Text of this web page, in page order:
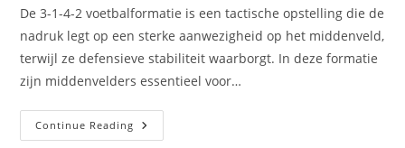
De 3-1-4-2 voetbalformatie is een tactische opstelling die de
nadruk legt op een sterke aanwezigheid op het middenveld,
terwijl ze defensieve stabiliteit waarborgt. In deze formatie
zijn middenvelders essentieel voor…
Continue Reading 3-
1-